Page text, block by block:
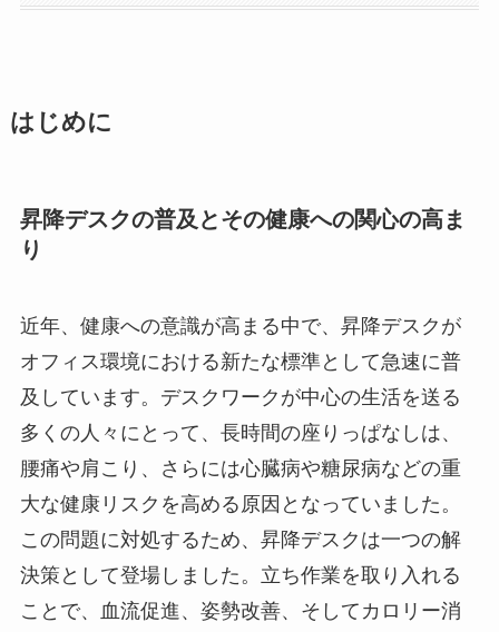
はじめに
昇降デスクの普及とその健康への関心の高ま
り
近年、健康への意識が高まる中で、昇降デスクが
オフィス環境における新たな標準として急速に普
及しています。デスクワークが中心の生活を送る
多くの人々にとって、長時間の座りっぱなしは、
腰痛や肩こり、さらには心臓病や糖尿病などの重
大な健康リスクを高める原因となっていました。
この問題に対処するため、昇降デスクは一つの解
決策として登場しました。立ち作業を取り入れる
ことで、血流促進、姿勢改善、そしてカロリー消